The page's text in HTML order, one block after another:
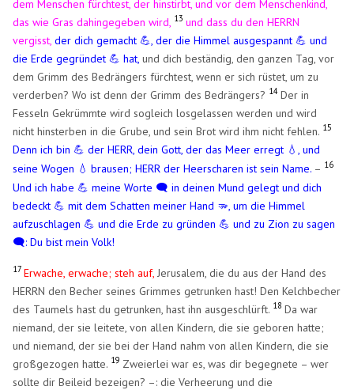
dem Menschen fürchtest, der hinstirbt, und vor dem Menschenkind,
das wie Gras dahingegeben wird, 13 und dass du den HERRN
vergisst, der dich gemacht 💪, der die Himmel ausgespannt 💪 und
die Erde gegründet 💪 hat, und dich beständig, den ganzen Tag, vor
dem Grimm des Bedrängers fürchtest, wenn er sich rüstet, um zu
verderben? Wo ist denn der Grimm des Bedrängers? 14 Der in
Fesseln Gekrümmte wird sogleich losgelassen werden und wird
nicht hinsterben in die Grube, und sein Brot wird ihm nicht fehlen. 15
Denn ich bin 💪 der HERR, dein Gott, der das Meer erregt 💧
, und
seine Wogen 💧 brausen; HERR der Heerscharen ist sein Name. – 16
Und ich habe 💪 meine Worte 🗨️ in deinen Mund gelegt und dich
bedeckt 💪 mit dem Schatten meiner Hand 🫳, um die Himmel
aufzuschlagen 💪 und die Erde zu gründen 💪 und zu Zion zu sagen
🗨️: Du bist mein Volk!
17 Erwache, erwache; steh auf, Jerusalem, die du aus der Hand des
HERRN den Becher seines Grimmes getrunken hast! Den Kelchbecher
des Taumels hast du getrunken, hast ihn ausgeschlürft. 18 Da war
niemand, der sie leitete, von allen Kindern, die sie geboren hatte;
und niemand, der sie bei der Hand nahm von allen Kindern, die sie
großgezogen hatte. 19 Zweierlei war es, was dir begegnete – wer
sollte dir Beileid bezeigen? –: die Verheerung und die